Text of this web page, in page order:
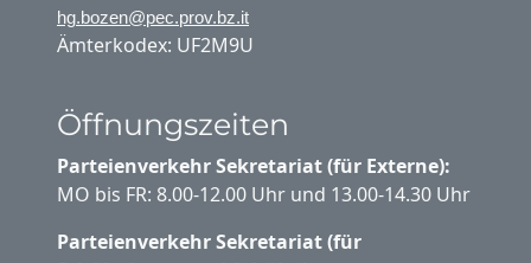
hg.bozen@pec.prov.bz.it
Ämterkodex: UF2M9U
Öffnungszeiten
Parteienverkehr Sekretariat (für Externe):
MO bis FR: 8.00-12.00 Uhr und 13.00-14.30 Uhr
Parteienverkehr Sekretariat (für